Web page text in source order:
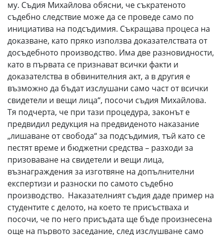
му. Съдия Михайлова обясни, че съкратеното
съдебно следствие може да се проведе само по
инициатива на подсъдимия. Съкращава процеса на
доказване, като пряко използва доказателствата от
досъдебното производство. Има две разновидности,
като в първата се признават всички факти и
доказателства в обвинителния акт, а в другия е
възможно да бъдат изслушани само част от всички
свидетели и вещи лица“, посочи съдия Михайлова.
Тя подчерта, че при тази процедура, законът е
предвидил редукция на предвиденото наказание
„лишаване от свобода“ за подсъдимия, тъй като се
пестят време и бюджетни средства – разходи за
призоваване на свидетели и вещи лица,
възнаграждения за изготвяне на допълнителни
експертизи и разноски по самото съдебно
производство. Наказателният съдия даде пример на
студентите с делото, на което те присъстваха и
посочи, че по него присъдата ще бъде произнесена
още на първото заседание, след изслушване само